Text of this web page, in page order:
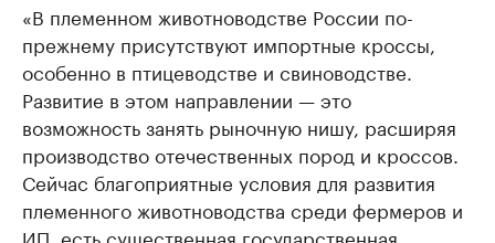
«В племенном животноводстве России по-
прежнему присутствуют импортные кроссы,
особенно в птицеводстве и свиноводстве.
Развитие в этом направлении — это
возможность занять рыночную нишу, расширяя
производство отечественных пород и кроссов.
Сейчас благоприятные условия для развития
племенного животноводства среди фермеров и
ИП, есть существенная государственная